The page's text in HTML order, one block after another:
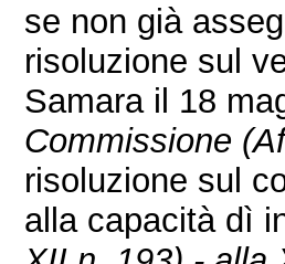
se non già
risoluzione sul
Samara il 18
Commissione
risoluzione sul
alla capacità dì